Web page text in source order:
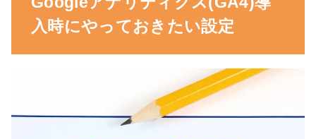
入時にやっておきたい設定